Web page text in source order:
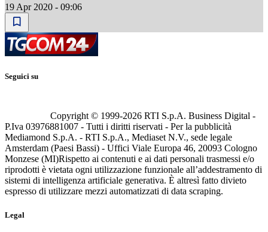
19 Apr 2020 - 09:06
Seguici su
Copyright © 1999-2026 RTI S.p.A. Business Digital -
P.Iva 03976881007 - Tutti i diritti riservati - Per la pubblicità
Mediamond S.p.A. - RTI S.p.A., Mediaset N.V., sede legale
Amsterdam (Paesi Bassi) - Uffici Viale Europa 46, 20093 Cologno
Monzese (MI)Rispetto ai contenuti e ai dati personali trasmessi e/o
riprodotti è vietata ogni utilizzazione funzionale all’addestramento di
sistemi di intelligenza artificiale generativa. È altresì fatto divieto
espresso di utilizzare mezzi automatizzati di data scraping.
Legal